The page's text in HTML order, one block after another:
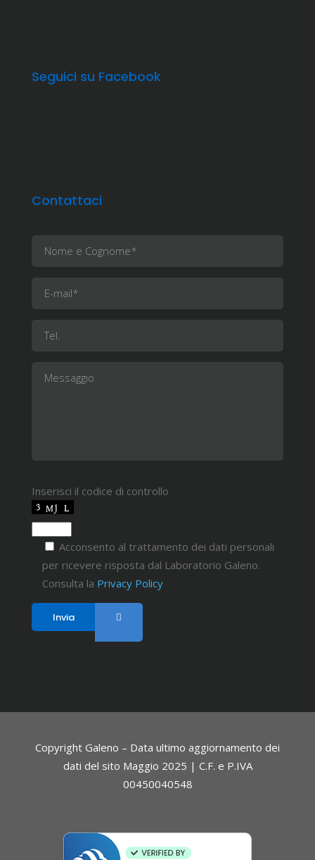
Seguici su Facebook
Contattaci
Inserisci il codice di controllo
Acconsento al trattamento dei dati personali
per ricevere risposta dal Laboratorio Galeno.
Consulta la Privacy Policy
Copyright Galeno – Data ultimo aggiornamento dei
dati del sito Maggio 2025 | C.F. e P.IVA
00450040548